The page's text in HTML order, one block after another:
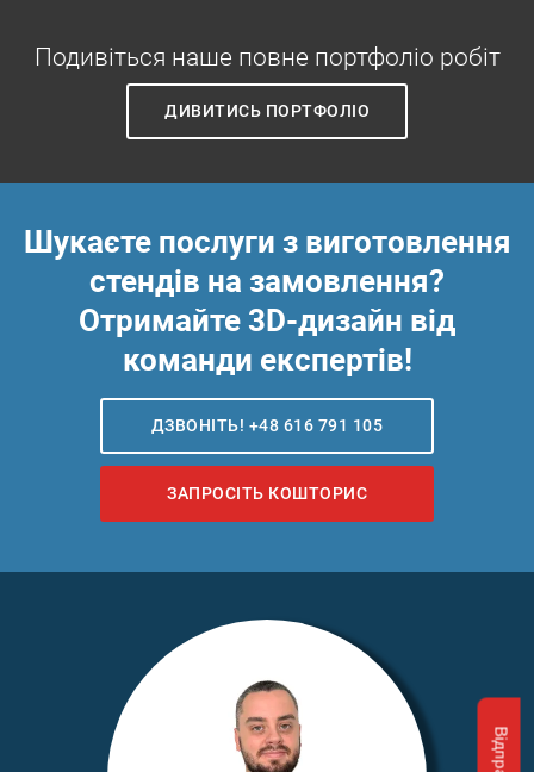
Подивіться наше повне портфоліо робіт
ДИВИТИСЬ ПОРТФОЛІО
Шукаєте послуги з виготовлення
стендів на замовлення?
Отримайте 3D-дизайн від
команди експертів!
ДЗВОНІТЬ! +48 616 791 105
ЗАПРОСІТЬ КОШТОРИС